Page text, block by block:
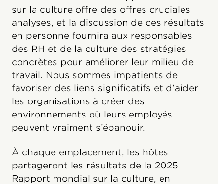
sur la culture offre des offres cruciales
analyses, et la discussion de ces résultats
en personne fournira aux responsables
des RH et de la culture des stratégies
concrètes pour améliorer leur milieu de
travail. Nous sommes impatients de
favoriser des liens significatifs et d’aider
les organisations à créer des
environnements où leurs employés
peuvent vraiment s’épanouir.
À chaque emplacement, les hôtes
partageront les résultats de la 2025
Rapport mondial sur la culture, en